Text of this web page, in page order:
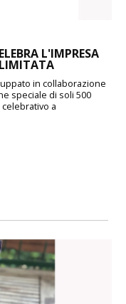
L'IMPRESA
in collaborazione
speciale di soli 500
a